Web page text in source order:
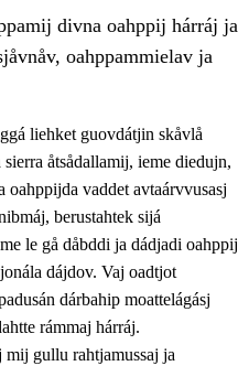
divna oahppij hárráj ja
oahppammielav ja
liehket guovdátjin skåvlå
åtsådallamij, ieme diedujn,
vaddet avtaárvvusasj
berustahtek sijá
le gå dåbddi ja dádjadi oahppij
dájdov. Vaj oadtjot
dárbahip moattelágásj
rámmaj hárráj.
mij gullu rahtjamussaj ja